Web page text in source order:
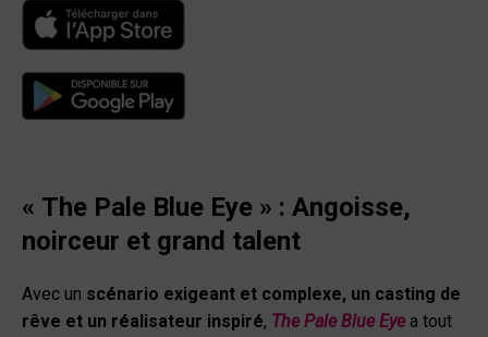
« The Pale Blue Eye » : Angoisse,
noirceur et grand talent
Avec un scénario exigeant et complexe, un casting de
rêve et un réalisateur inspiré, The Pale Blue Eye a tout